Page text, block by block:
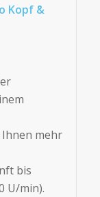
Kopf &
Ihnen mehr
bis
U/min).